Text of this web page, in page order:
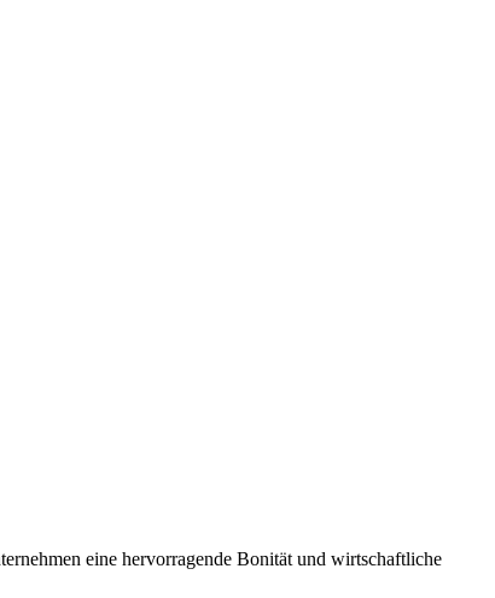
eine hervorragende Bonität und wirtschaftliche